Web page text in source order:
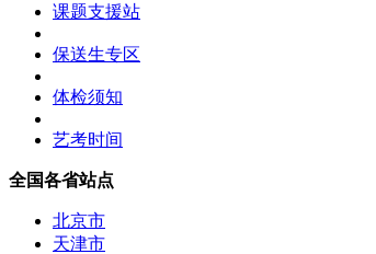
课题支援站
保送生专区
体检须知
艺考时间
全国各省站点
北京市
天津市